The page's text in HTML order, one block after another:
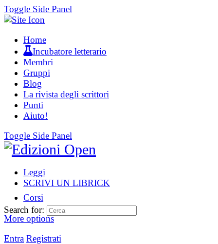
Toggle Side Panel
Home
Incubatore letterario
Membri
Gruppi
Blog
La rivista degli scrittori
Punti
Aiuto!
Toggle Side Panel
Leggi
SCRIVI UN LIBRICK
Corsi
More options
Entra Registrati
Search for: